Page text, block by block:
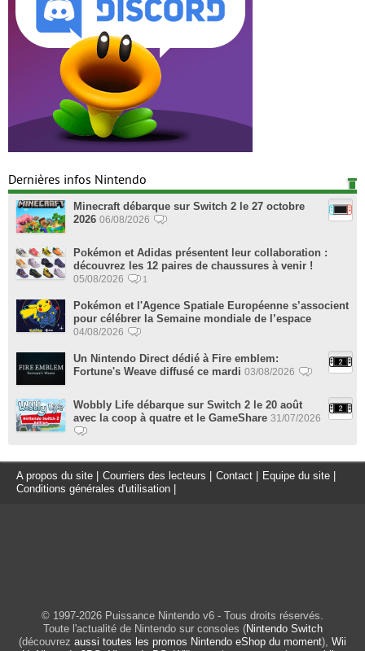
Dernières infos Nintendo
Minecraft débarque sur Switch 2 le 27 octobre
2026 06/08/2026
Pokémon et Adidas présentent leur collaboration :
découvrez les 12 paires de chaussures à venir !
05/08/2026 1
Pokémon et l'Agence Spatiale Européenne s’associent
pour célébrer la Semaine mondiale de l’espace
04/08/2026
Un Nintendo Direct dédié à Fire emblem:
Fortune's Weave diffusé ce mardi 03/08/2026
Wobbly Life débarque sur Switch 2 le 20 août
avec la coop à quatre et le GameShare 31/07/2026
A propos du site Courriers des lecteurs Contact Equipe du site
Conditions générales d'utilisation
© 1997-2026 Puissance Nintendo v6 - Tous droits réservés.
Toute l'actualité de Nintendo sur consoles (Nintendo Switch
(découvrez aussi toutes les promos Nintendo eShop du moment), Wii